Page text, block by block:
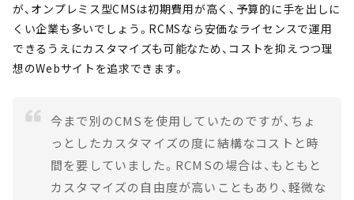
が、オンプレミス型CMSは初期費用が高く、予算的に手を出しに
くい企業も多いでしょう。RCMSなら安価なライセンスで運用
できるうえにカスタマイズも可能なため、コストを抑えつつ理
想のWebサイトを追求できます。
今まで別のCMSを使用していたのですが、ちょ
っとしたカスタマイズの度に結構なコストと時
間を要していました。RCMSの場合は、もともと
カスタマイズの自由度が高いこともあり、軽微な